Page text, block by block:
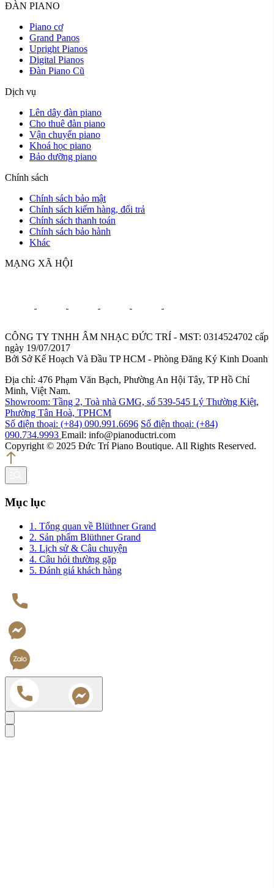
ĐÀN PIANO
Piano cơ
Grand Panos
Upright Pianos
Digital Pianos
Đàn Piano Cũ
Dịch vụ
Lên dây đàn piano
Cho thuê đàn piano
Vận chuyển piano
Khoá học piano
Bảo dưỡng piano
Chính sách
Chính sách bảo mật
Chính sách kiểm hàng, đổi trả
Chính sách thanh toán
Chính sách bảo hành
Khác
MẠNG XÃ HỘI
CÔNG TY TNHH ÂM NHẠC ĐỨC TRÍ - MST: 0314524702 cấp
ngày 19/07/2017
Bởi Sở Kế Hoạch Và Đầu TP HCM - Phòng Đăng Ký Kinh Doanh
Địa chỉ: 476 Phạm Văn Bạch, Phường An Hội Tây, TP Hồ Chí
Minh, Việt Nam.
Showroom: Tầng 2, Toà nhà GMG, số 539-545 Lý Thường Kiệt,
Phường Tân Hoà, TPHCM
Số điện thoại: (+84) 090.991.6696 Số điện thoại: (+84)
090.734.9993 Email: info@pianoductri.com
Copyright © 2025 Đức Trí Piano Boutique. All Rights Reserved.
Mục lục
1. Tổng quan về Blüthner Grand
2. Sản phẩm Blüthner Grand
3. Lịch sử & Câu chuyện
4. Câu hỏi thường gặp
5. Đánh giá khách hàng